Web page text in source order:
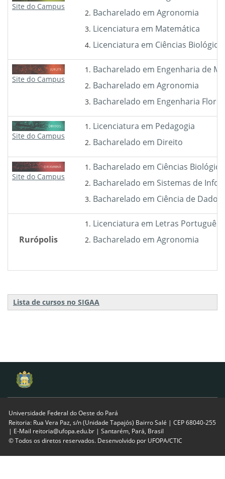
Site do Campus
Bacharelado em Agronomia
Licenciatura em Matemática
Licenciatura em Ciências
Site do Campus
Bacharelado em Engenharia de
Bacharelado em Agronomia
Bacharelado em Engenharia
Site do Campus
Licenciatura em Pedagogia
Bacharelado em Direito
Site do Campus
Bacharelado em Ciências
Bacharelado em Sistemas de
Bacharelado em Ciência de
Rurópolis
Licenciatura em Letras Português
Bacharelado em Agronomia
Lista de cursos no SIGAA
Universidade Federal do Oeste do Pará
Reitoria: Rua Vera Paz, s/n (Unidade Tapajós) Bairro Salé | CEP 68040-255
| E-Mail reitoria@ufopa.edu.br | Santarém, Pará, Brasil
© Todos os diretos reservados. Desenvolvido por UFOPA/CTIC